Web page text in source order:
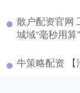
散户配资官网
城域“毫秒用算
牛策略配资 【